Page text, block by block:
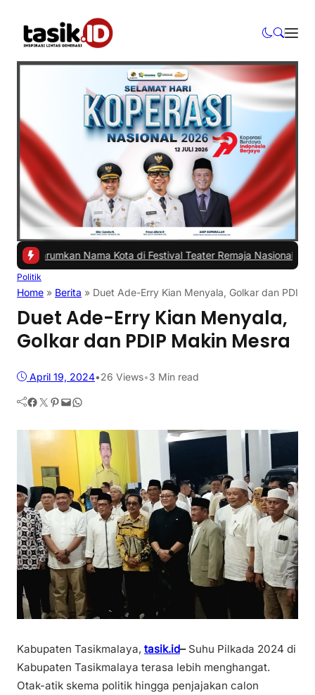
Nama Kota di Festival Teater Remaja Nasional| #2 -Ada
Politik
Home » Berita » Duet Ade-Erry Kian Menyala, Golkar dan PDIP
Duet Ade-Erry Kian Menyala,
Golkar dan PDIP Makin Mesra
April 19, 2024•26 Views•3 Min read
Facebook Twitter Pinterest Mail WhatsApp
Kabupaten Tasikmalaya, tasik.id– Suhu Pilkada 2024 di
Kabupaten Tasikmalaya terasa lebih menghangat.
Otak-atik skema politik hingga penjajakan calon